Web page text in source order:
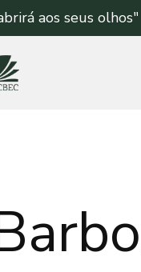
aos seus olhos"